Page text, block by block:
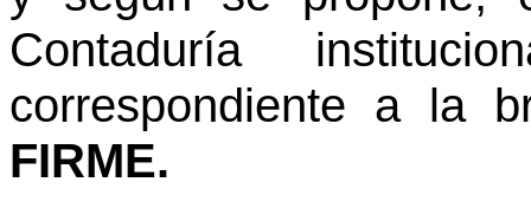
Contaduría
correspondiente a la
FIRME.